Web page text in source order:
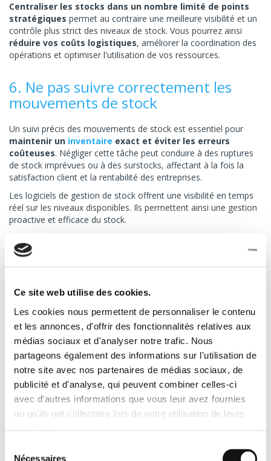
Ce site web utilise des cookies.
Les cookies nous permettent de personnaliser le contenu
et les annonces, d'offrir des fonctionnalités relatives aux
médias sociaux et d'analyser notre trafic. Nous
partageons également des informations sur l'utilisation de
notre site avec nos partenaires de médias sociaux, de
publicité et d'analyse, qui peuvent combiner celles-ci
avec d'autres informations que vous leur avez fournies
ou qu'ils ont collectées lors de votre utilisation de leurs
Nécessaires
Centraliser les stocks dans un nombre limité de points
stratégiques permet au contraire une meilleure visibilité et un
contrôle plus strict des niveaux de stock. Vous pourrez ainsi
réduire vos coûts logistiques, améliorer la coordination des
opérations et optimiser l'utilisation de vos ressources.
6. Ne pas suivre correctement les
mouvements de stock
Un suivi précis des mouvements de stock est essentiel pour
maintenir un inventaire exact et éviter les erreurs
coûteuses. Négliger cette tâche peut conduire à des ruptures
de stock imprévues ou à des surstocks, affectant à la fois la
satisfaction client et la rentabilité des entreprises.
Les logiciels de gestion de stock offrent une visibilité en temps
réel sur les niveaux disponibles. Ils permettent ainsi une gestion
proactive et efficace du stock.
7. Mal gérer les retours de
marchandises
Une mauvaise gestion desretours de marchandises
causer des perturbations importantes dans l'inventaire. Les
produits retournés peuvent rester inutilisés pendant de longues
périodes, occupant un espace précieux et mobilisant des
ressources inutilement.
Il est donc indispensable de mettre en place un processus clair
et structuré pour le traitement des retours, incluant l'inspection,
le reconditionnement ou la remise en stock rapide.
8. Avoir un excès d’espace de
Une mauvaise utilisation de l'espace peut entraîner des